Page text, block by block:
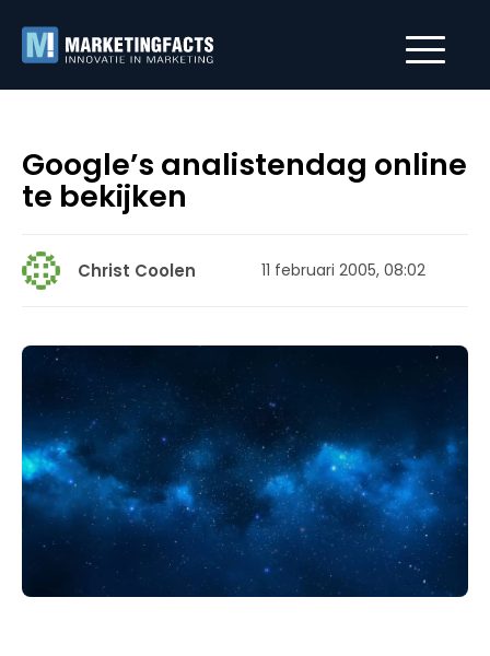
Google’s analistendag online
te bekijken
Christ Coolen 11 februari 2005, 08:02